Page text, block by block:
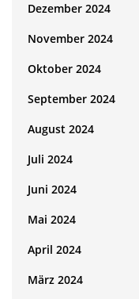
Dezember 2024
November 2024
Oktober 2024
September 2024
August 2024
Juli 2024
Juni 2024
Mai 2024
April 2024
März 2024